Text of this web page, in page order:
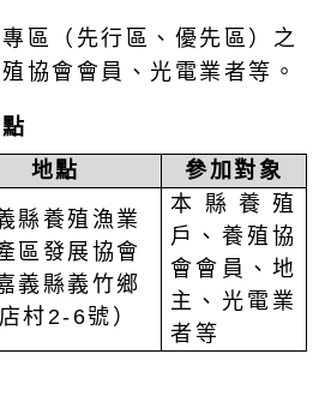
區（先行區、優先區）之
協會會員、光電業者等。
地點
參加對象
縣養殖漁業
區發展協會
義縣義竹鄉
村2-6號）
本縣養殖
戶、養殖協
會會員、地
主、光電業
者等